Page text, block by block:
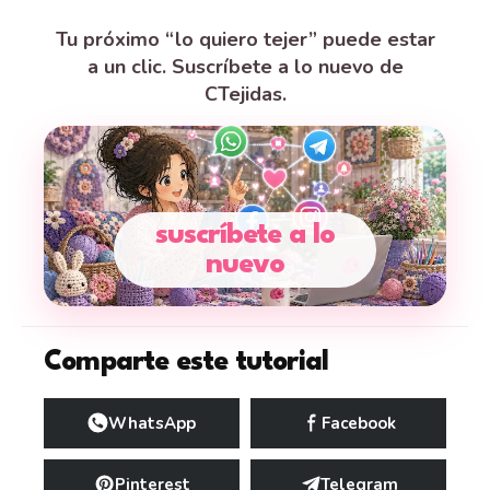
Tu próximo “lo quiero tejer” puede estar
a un clic. Suscríbete a lo nuevo de
CTejidas.
suscríbete a lo
nuevo
Comparte este tutorial
WhatsApp Facebook
Pinterest Telegram